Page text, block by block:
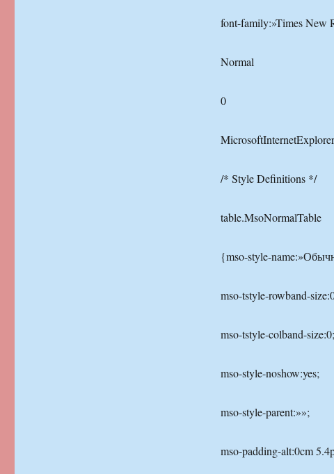
font-family:»Times New
Normal
0
/* Style Definitions */
table.MsoNormalTable
{mso-style-
mso-tstyle-rowband-
mso-tstyle-colband-size:0;
mso-style-noshow:yes;
mso-style-parent:»»;
mso-padding-alt:0cm